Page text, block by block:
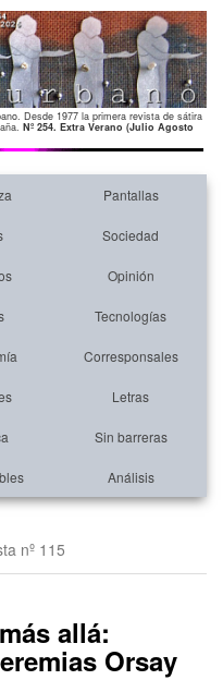
Desde 1977 la primera revista de sátira
Nº 254. Extra Verano (Julio Agosto
Pantallas
Sociedad
Opinión
Tecnologías
Corresponsales
Letras
Sin barreras
Análisis
nº 115
allá:
Orsay